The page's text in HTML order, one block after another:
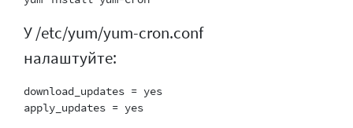
У /etc/yum/yum-cron.conf
налаштуйте:
download_updates = yes